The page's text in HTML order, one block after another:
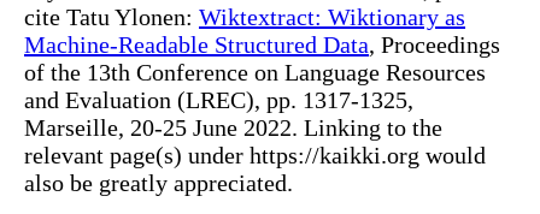
cite Tatu Ylonen: Wiktextract: Wiktionary as
Machine-Readable Structured Data, Proceedings
of the 13th Conference on Language Resources
and Evaluation (LREC), pp. 1317-1325,
Marseille, 20-25 June 2022. Linking to the
relevant page(s) under https://kaikki.org would
also be greatly appreciated.